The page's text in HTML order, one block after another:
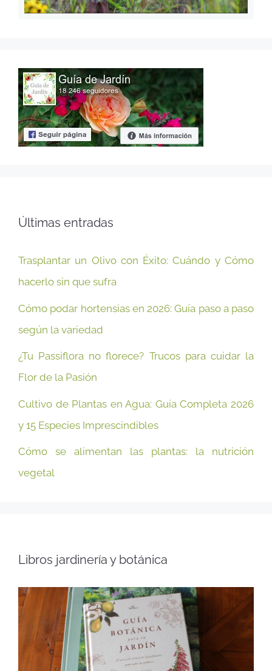
Últimas entradas
Trasplantar un Olivo con Éxito: Cuándo y Cómo
hacerlo sin que sufra
Cómo podar hortensias en 2026: Guía paso a paso
según la variedad
¿Tu Passiflora no florece? Trucos para cuidar la
Flor de la Pasión
Cultivo de Plantas en Agua: Guía Completa 2026
y 15 Especies Imprescindibles
Cómo se alimentan las plantas: la nutrición
vegetal
Libros jardinería y botánica